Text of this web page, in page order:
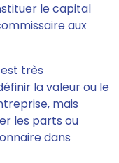
le capital
aux
très
la valeur ou le
mais
les parts ou
dans